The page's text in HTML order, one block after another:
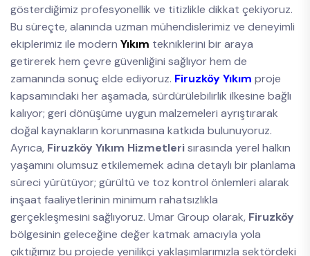
gösterdiğimiz profesyonellik ve titizlikle dikkat çekiyoruz.
Bu süreçte, alanında uzman mühendislerimiz ve deneyimli
ekiplerimiz ile modern Yıkım tekniklerini bir araya
getirerek hem çevre güvenliğini sağlıyor hem de
zamanında sonuç elde ediyoruz. Firuzköy Yıkım proje
kapsamındaki her aşamada, sürdürülebilirlik ilkesine bağlı
kalıyor; geri dönüşüme uygun malzemeleri ayrıştırarak
doğal kaynakların korunmasına katkıda bulunuyoruz.
Ayrıca, Firuzköy Yıkım Hizmetlerisırasında yerel halkın
yaşamını olumsuz etkilememek adına detaylı bir planlama
süreci yürütüyor; gürültü ve toz kontrol önlemleri alarak
inşaat faaliyetlerinin minimum rahatsızlıkla
gerçekleşmesini sağlıyoruz. Umar Group olarak, Firuzköy
bölgesinin geleceğine değer katmak amacıyla yola
çıktığımız bu projede yenilikçi yaklaşımlarımızla sektördeki